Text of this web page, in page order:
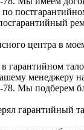
центра в
гарантийном
менеджеру
78. Мы подберем
гарантийный